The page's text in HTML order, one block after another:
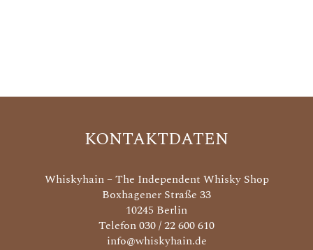
KONTAKTDATEN
Whiskyhain – The Independent Whisky Shop
Boxhagener Straße 33
10245 Berlin
Telefon 030 / 22 600 610
info@whiskyhain.de